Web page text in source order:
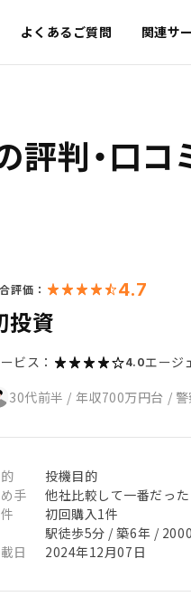
よくあるご質問 関連サ
評判・口コ
評価： 4.7
投資
ビス： 4.0エージ
30代前半 / 年収700万円台 /
投機目的
手
他社比較して一番だった
初回購入1件
駅徒歩5分 / 築6年 /
日
2024年12月07日